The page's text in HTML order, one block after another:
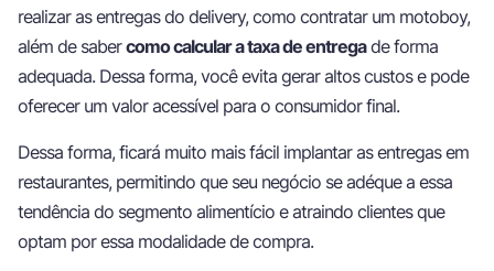
realizar as entregas do delivery, como contratar um motoboy,
além de sabercomo calcular a taxa de entregade forma
adequada. Dessa forma, você evita gerar altos custos e pode
oferecer um valor acessível para o consumidor final.
Dessa forma, ficará muito mais fácil implantar as entregas em
restaurantes, permitindo que seu negócio se adéque a essa
tendência do segmento alimentício e atraindo clientes que
optam por essa modalidade de compra.